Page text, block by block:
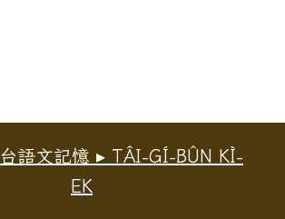
台語文記憶 ▸ TÂI-GÍ-BÛN KÌ-
EK